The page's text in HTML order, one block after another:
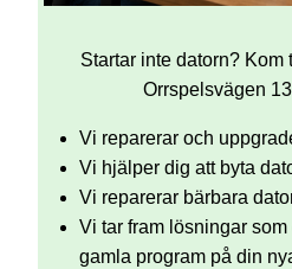
Startar inte datorn? Kom
Orrspelsvägen
Vi reparerar och
Vi hjälper dig att byta
Vi reparerar bärbara
Vi tar fram lösningar
gamla program på din